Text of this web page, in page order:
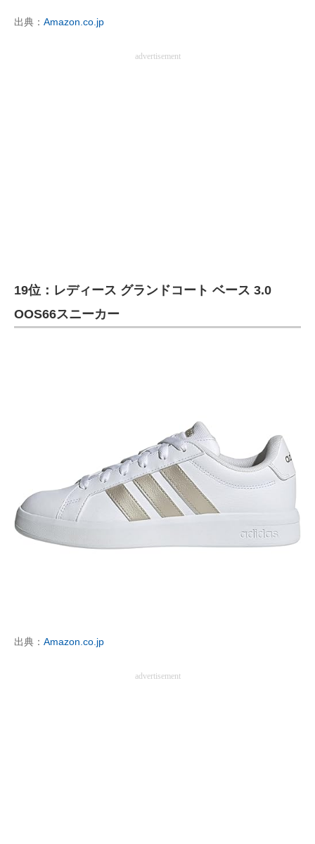
出典： Amazon.co.jp
advertisement
19位：レディース グランドコート ベース 3.0
OOS66スニーカー
出典： Amazon.co.jp
advertisement